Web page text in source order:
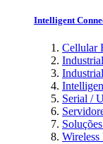
Intelligent
Cellular
Serial /
Wireless